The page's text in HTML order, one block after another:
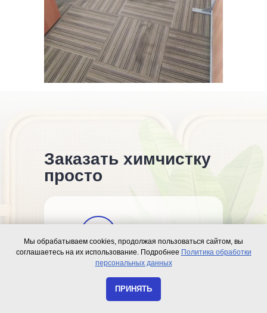
Оставьте заявку
или позвоните
1
Заказать химчистку
просто
Мы обрабатываем cookies, продолжая пользоваться сайтом, вы
соглашаетесь на их использование. Подробнее Политика обработки
персональных данных
ПРИНЯТЬ